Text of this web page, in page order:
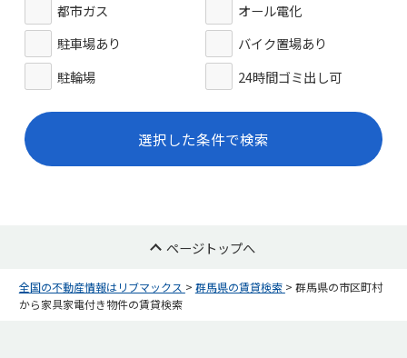
都市ガス
オール電化
駐車場あり
バイク置場あり
駐輪場
24時間ゴミ出し可
選択した条件で検索
ページトップへ
全国の不動産情報はリブマックス > 群馬県の賃貸検索 > 群馬県の市区町村
から家具家電付き物件の賃貸検索